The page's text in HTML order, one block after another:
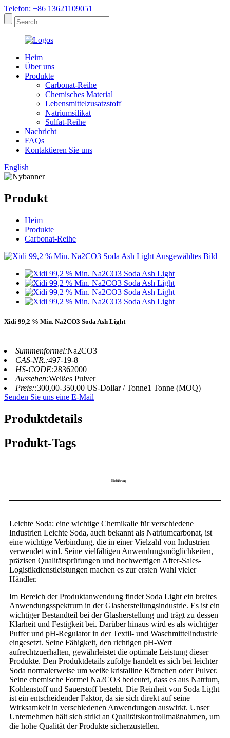
Telefon: +86 13621109051
Heim
Über uns
Produkte
Carbonat-Reihe
Chemisches Material
Lebensmittelzusatzstoff
Natriumsilikat
Sulfat-Reihe
Nachricht
FAQs
Kontaktieren Sie uns
English
Produkt
Heim
Produkte
Carbonat-Reihe
Xidi 99,2 % Min. Na2CO3 Soda Ash Light
Summenformel:Na2CO3
CAS-NR.:497-19-8
HS-CODE:28362000
Aussehen:Weißes Pulver
Preis::300,00-350,00 US-Dollar / Tonne1 Tonne (MOQ)
Senden Sie uns eine E-Mail
Produktdetails
Produkt-Tags
Einführung
Leichte Soda: eine wichtige Chemikalie für verschiedene
Industrien Leichte Soda, auch bekannt als Natriumcarbonat, ist
eine wichtige Verbindung, die in einer Vielzahl von Industrien
verwendet wird. Seine vielfältigen Anwendungsmöglichkeiten,
präzisen Qualitätsprüfungen und hochwertigen After-Sales-
Logistikdienstleistungen machen es zur ersten Wahl vieler
Händler.
Im Bereich der Produktanwendung findet Soda Light ein breites
Anwendungsspektrum in der Glasherstellungsindustrie. Es ist ein
wichtiger Bestandteil bei der Glasherstellung und trägt zu dessen
Klarheit und Festigkeit bei. Darüber hinaus wird es als wichtiger
Puffer und pH-Regulator in der Textil- und Waschmittelindustrie
eingesetzt. Seine Fähigkeit, den richtigen pH-Wert
aufrechtzuerhalten, gewährleistet die optimale Leistung dieser
Produkte. Den Produktdetails zufolge handelt es sich bei leichter
Soda normalerweise um weiße kristalline Körnchen oder Pulver.
Seine chemische Formel Na2CO3 bedeutet, dass es aus Natrium,
Kohlenstoff und Sauerstoff besteht. Die Reinheit von Soda Light
ist ein entscheidender Faktor, da sie sich direkt auf seine
Wirksamkeit in verschiedenen Anwendungen auswirkt. Unser
Unternehmen hält sich strikt an Qualitätskontrollmaßnahmen, um
die hohe Qualität der Produkte sicherzustellen.